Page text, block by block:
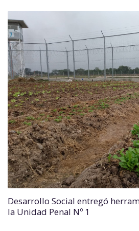
Desarrollo Social entregó
la Unidad Penal Nº 1